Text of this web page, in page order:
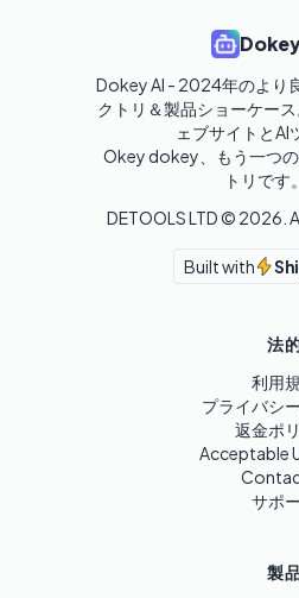
Dokey AI - 2024年のより
クトリ＆製品ショーケー
ェブサイトとAI
Okey dokey、もう一つ
トリです。
DETOOLS LTD © 2026 .
Built with
法
利用
プライバシ
返金ポ
Acceptable
サポ
製